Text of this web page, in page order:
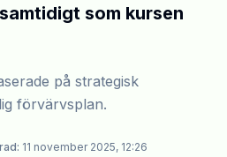
som kursen
på strategisk
förvärvsplan.
11 november 2025, 12:26